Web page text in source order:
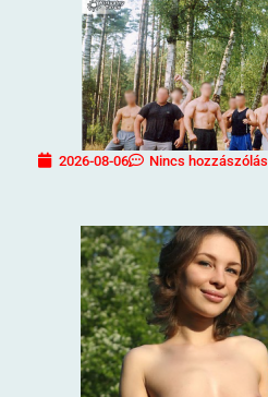
2026-08-06 Nincs hozzászólás